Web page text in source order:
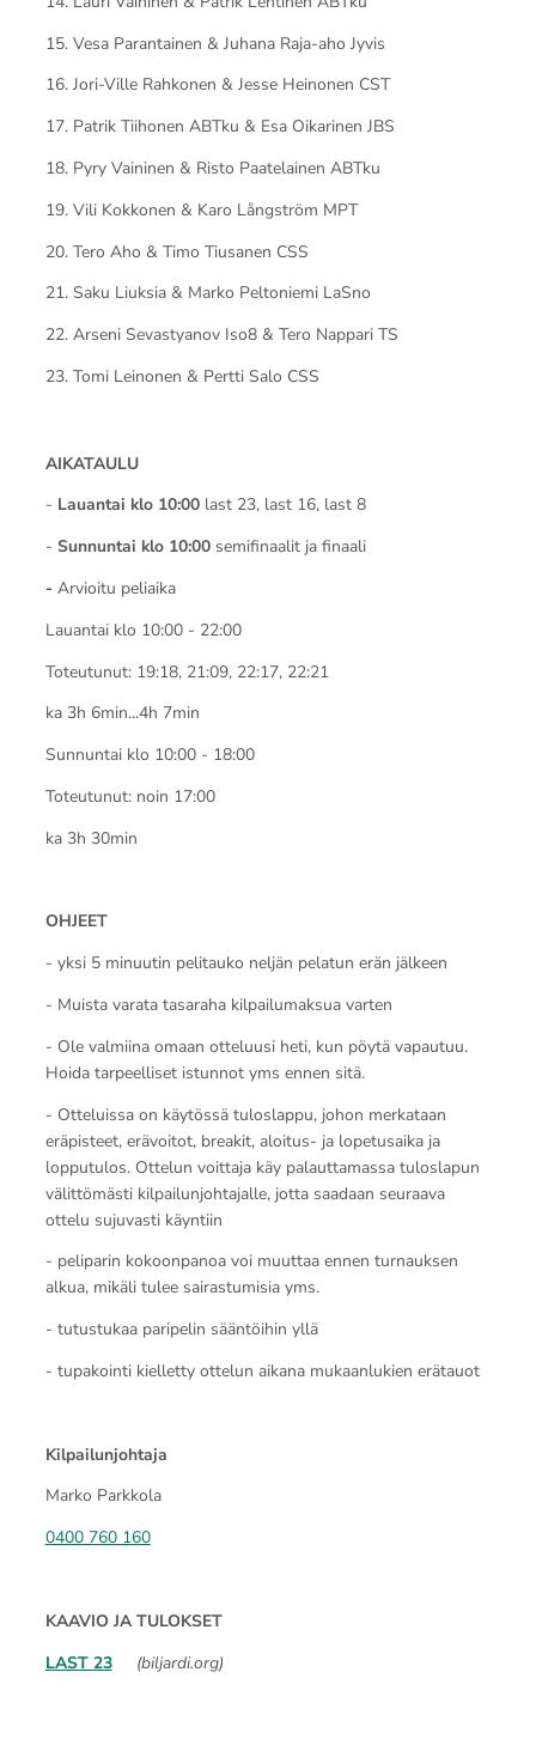
15. Vesa Parantainen & Juhana Raja-aho Jyvis
16. Jori-Ville Rahkonen & Jesse Heinonen CST
17. Patrik Tiihonen ABTku & Esa Oikarinen JBS
18. Pyry Vaininen & Risto Paatelainen ABTku
19. Vili Kokkonen & Karo Långström MPT
20. Tero Aho & Timo Tiusanen CSS
21. Saku Liuksia & Marko Peltoniemi LaSno
22. Arseni Sevastyanov Iso8 & Tero Nappari TS
23. Tomi Leinonen & Pertti Salo CSS
AIKATAULU
- Lauantai klo 10:00last 23, last 16, last 8
- Sunnuntai klo 10:00 semifinaalit ja finaali
- Arvioitu peliaika
Lauantai klo 10:00 - 22:00
Toteutunut: 19:18, 21:09, 22:17, 22:21
ka 3h 6min...4h 7min
Sunnuntai klo 10:00 - 18:00
Toteutunut: noin 17:00
ka 3h 30min
OHJEET
- yksi 5 minuutin pelitauko neljän pelatun erän jälkeen
- Muista varata tasaraha kilpailumaksua varten
- Ole valmiina omaan otteluusi heti, kun pöytä vapautuu.
Hoida tarpeelliset istunnot yms ennen sitä.
- Otteluissa on käytössä tuloslappu, johon merkataan
eräpisteet, erävoitot, breakit, aloitus- ja lopetusaika ja
lopputulos. Ottelun voittaja käy palauttamassa tuloslapun
välittömästi kilpailunjohtajalle, jotta saadaan seuraava
ottelu sujuvasti käyntiin
- peliparin kokoonpanoa voi muuttaa ennen turnauksen
alkua, mikäli tulee sairastumisia yms.
- tutustukaa paripelin sääntöihin yllä
- tupakointi kielletty ottelun aikana mukaanlukien erätauot
Kilpailunjohtaja
Marko Parkkola
0400 760 160
KAAVIO JA TULOKSET
LAST 23
(biljardi.org)